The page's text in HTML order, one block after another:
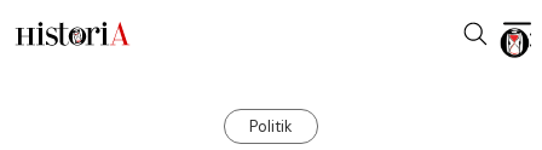
Politik